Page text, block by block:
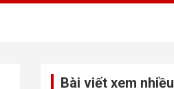
Bài viết xem nhiều